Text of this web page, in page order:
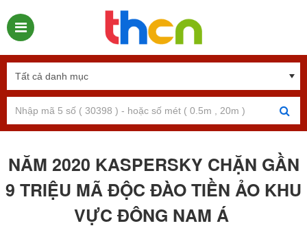
NĂM 2020 KASPERSKY CHẶN GẦN
9 TRIỆU MÃ ĐỘC ĐÀO TIỀN ẢO KHU
VỰC ĐÔNG NAM Á